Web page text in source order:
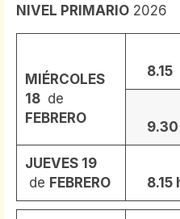
NIVEL PRIMARIO 2026
MIÉRCOLES
18 de
FEBRERO
8.15
9.30
JUEVES 19
de FEBRERO 8.15